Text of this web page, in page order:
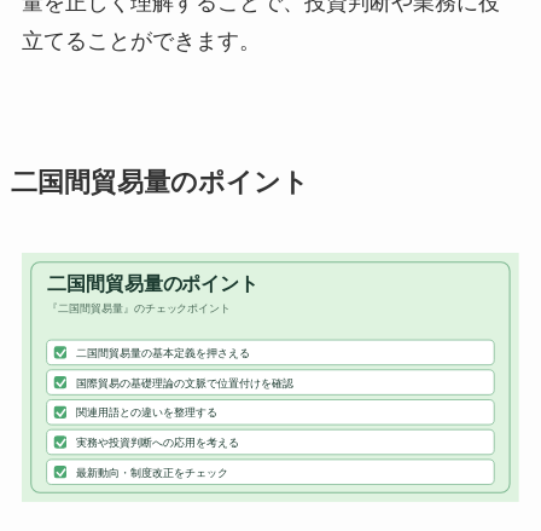
立てることができます。
二国間貿易量のポイント